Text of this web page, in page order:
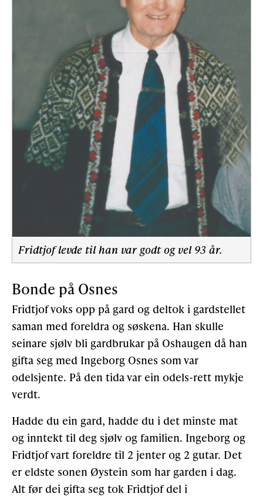
Fridtjof levde til han var godt og vel 93 år.
Bonde på Osnes
Fridtjof voks opp på gard og deltok i gardstellet
saman med foreldra og søskena. Han skulle
seinare sjølv bli gardbrukar på Oshaugen då han
gifta seg med Ingeborg Osnes som var
odelsjente. På den tida var ein odels-rett mykje
verdt.
Hadde du ein gard, hadde du i det minste mat
og inntekt til deg sjølv og familien. Ingeborg og
Fridtjof vart foreldre til 2 jenter og 2 gutar. Det
er eldste sonen Øystein som har garden i dag.
Alt før dei gifta seg tok Fridtjof del i